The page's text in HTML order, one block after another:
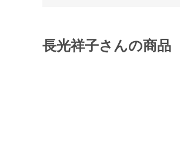
長光祥子さんの商品